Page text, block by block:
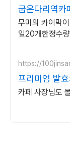
굽은다리역카
무미의 카이막
일20개한정수
https://
프리미엄 발
우? 100%환
카페 사장님도